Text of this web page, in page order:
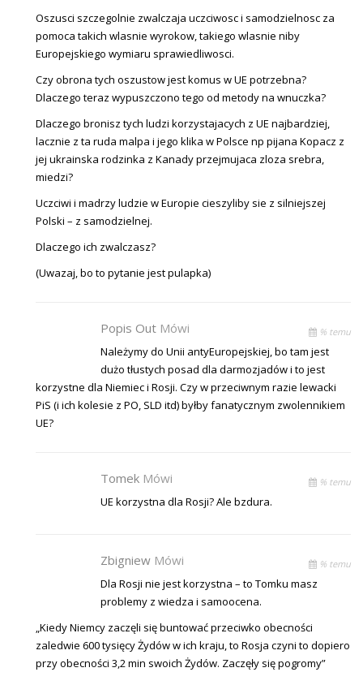
Oszusci szczegolnie zwalczaja uczciwosc i samodzielnosc za
pomoca takich wlasnie wyrokow, takiego wlasnie niby
Europejskiego wymiaru sprawiedliwosci.
Czy obrona tych oszustow jest komus w UE potrzebna?
Dlaczego teraz wypuszczono tego od metody na wnuczka?
Dlaczego bronisz tych ludzi korzystajacych z UE najbardziej,
lacznie z ta ruda malpa i jego klika w Polsce np pijana Kopacz z
jej ukrainska rodzinka z Kanady przejmujaca zloza srebra,
miedzi?
Uczciwi i madrzy ludzie w Europie cieszyliby sie z silniejszej
Polski – z samodzielnej.
Dlaczego ich zwalczasz?
(Uwazaj, bo to pytanie jest pulapka)
Popis Out Mówi % temu
Należymy do Unii antyEuropejskiej, bo tam jest
dużo tłustych posad dla darmozjadów i to jest
korzystne dla Niemiec i Rosji. Czy w przeciwnym razie lewacki
PiS (i ich kolesie z PO, SLD itd) byłby fanatycznym zwolennikiem
UE?
Tomek Mówi % temu
UE korzystna dla Rosji? Ale bzdura.
Zbigniew Mówi % temu
Dla Rosji nie jest korzystna – to Tomku masz
problemy z wiedza i samoocena.
„Kiedy Niemcy zaczęli się buntować przeciwko obecności
zaledwie 600 tysięcy Żydów w ich kraju, to Rosja czyni to dopiero
przy obecności 3,2 min swoich Żydów. Zaczęły się pogromy”